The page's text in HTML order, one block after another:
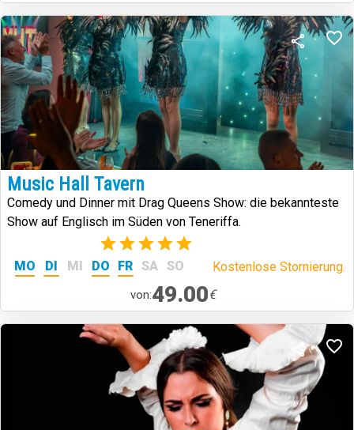
Music Hall Tavern
Comedy und Dinner mit Drag Queens Show: die bekannteste
Show auf Englisch im Süden von Teneriffa.
(2)
MO DI MI DO FR SA SO Kostenlose Stornierung.
von:49.00€